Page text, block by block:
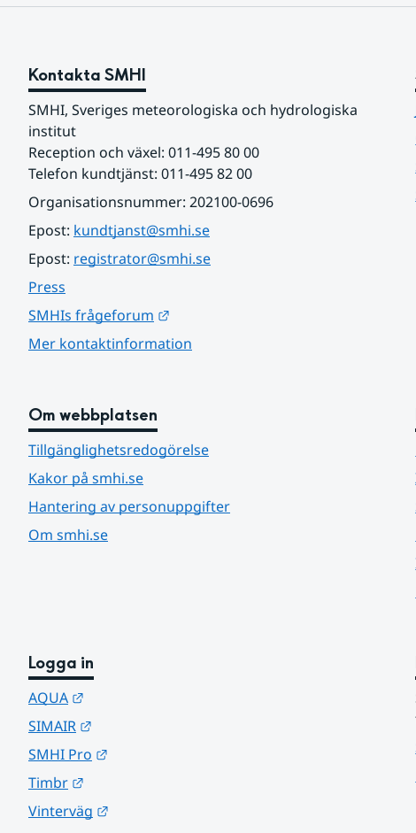
Kontakta SMHI
SMHI, Sveriges meteorologiska och hydrologiska
institut
Reception och växel: 011-495 80 00
Telefon kundtjänst: 011-495 82 00
Organisationsnummer: 202100-0696
Epost: kundtjanst@smhi.se
Epost: registrator@smhi.se
Press
SMHIs frågeforum
Mer kontaktinformation
Om webbplatsen
Tillgänglighetsredogörelse
Kakor på smhi.se
Hantering av personuppgifter
Om smhi.se
Logga in
AQUA
SIMAIR
SMHI Pro
Timbr
Vinterväg